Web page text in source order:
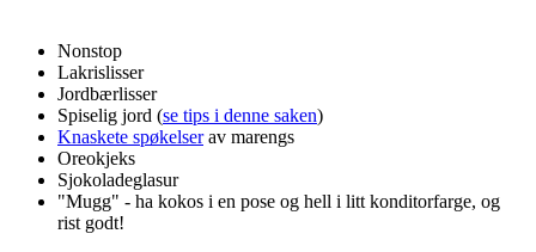
Nonstop
Lakrislisser
Jordbærlisser
Spiselig jord (se tips i denne saken)
Knaskete spøkelserav marengs
Oreokjeks
Sjokoladeglasur
"Mugg" - ha kokos i en pose og hell i litt konditorfarge, og
rist godt!